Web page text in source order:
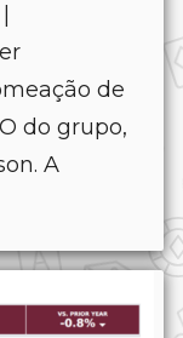
de
do grupo,
A